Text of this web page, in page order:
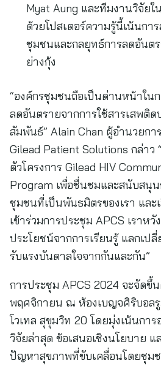
Myat Aung และทีมงานวิจัยใ
ด้วยโปสเตอร์ความรู้นี้เน้นกา
ชุมชนและกลยุทธ์การลดอันต
ย่างกุ้ง
“องค์กรชุมชนถือเป็นด่านหน้าใน
ลดอันตรายจากการใช้สารเสพติด
สัมพันธ์” Alain Chan ผู้อำนวยก
Gilead Patient Solutions กล่าว
ตัวโครงการ Gilead HIV
Program เพื่อชื่นชมและสนับสนุ
ชุมชนที่เป็นพันธมิตรของเรา และ
เข้าร่วมการประชุม APCS เราหวั
ประโยชน์จากการเรียนรู้ แลกเป
รับแรงบันดาลใจจากกันและกัน”
การประชุม APCS 2024 จะจัดขึ้
พฤศจิกายน ณ ห้องเบญจศิริบอลรู
โวเทล สุขุมวิท 20 โดยมุ่งเน้นกา
วิจัยล่าสุด ข้อเสนอเชิงนโยบาย แ
ปัญหาสุขภาพที่ขับเคลื่อนโดยชุมช